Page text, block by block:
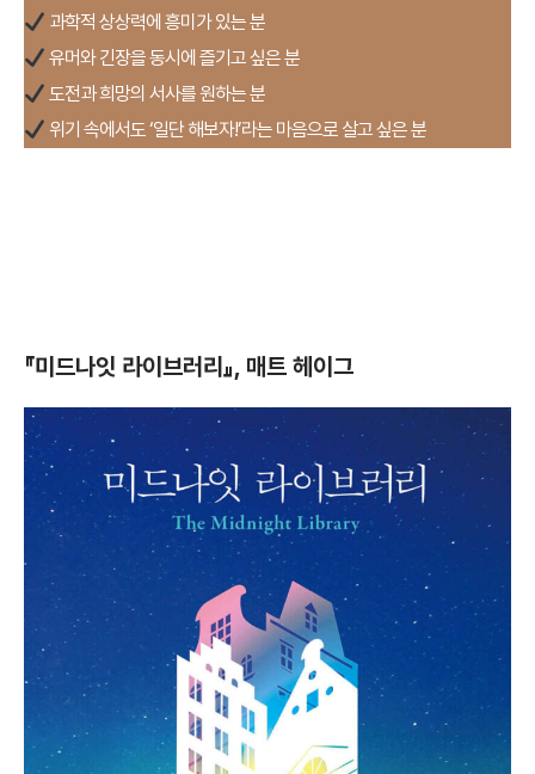
과학적 상상력에 흥미가 있는 분
유머와 긴장을 동시에 즐기고 싶은 분
도전과 희망의 서사를 원하는 분
위기 속에서도 ‘일단 해보자!’라는 마음으로 살고 싶은 분
『미드나잇 라이브러리』, 매트 헤이그